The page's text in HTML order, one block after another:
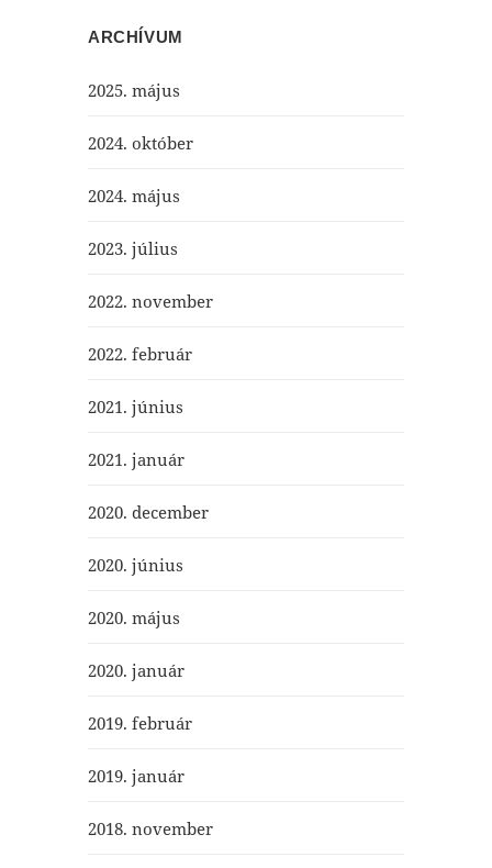
ARCHÍVUM
2025. május
2024. október
2024. május
2023. július
2022. november
2022. február
2021. június
2021. január
2020. december
2020. június
2020. május
2020. január
2019. február
2019. január
2018. november